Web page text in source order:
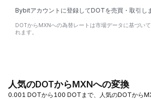
Bybitアカウントに登録してDOTを売買・取引し
DOTからMXNへの為替レートは市場データに基づい
れます。
人気のDOTからMXNへの変換
0.001 DOTから100 DOTまで、人気のDOTから